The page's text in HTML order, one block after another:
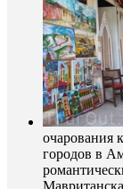
очарования
городов в